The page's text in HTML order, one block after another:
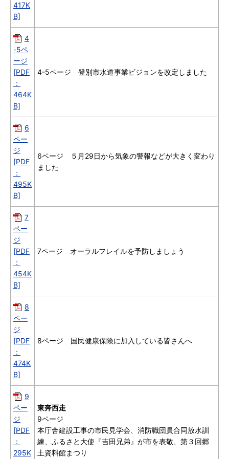
417K
B]
4
-5ペ
ージ
[PDF
：
464K
B]
4-5ページ 登別市水道事業ビジョンを改定しました
6
ペー
ジ
[PDF
：
495K
B]
6ページ ５月29日から気象の警報などが大きく変わり
ました
7
ペー
ジ
[PDF
：
454K
B]
7ページ オーラルフレイルを予防しましょう
8
ペー
ジ
[PDF
：
474K
B]
8ページ 国民健康保険に加入している皆さんへ
9
ペー
ジ
[PDF
：
295K
東奔西走
9ページ
本庁舎建設工事の市民見学会、消防職団員合同放水訓
練、ふるさと大使『吉田兄弟』が市を表敬、第３回郷
土資料館まつり